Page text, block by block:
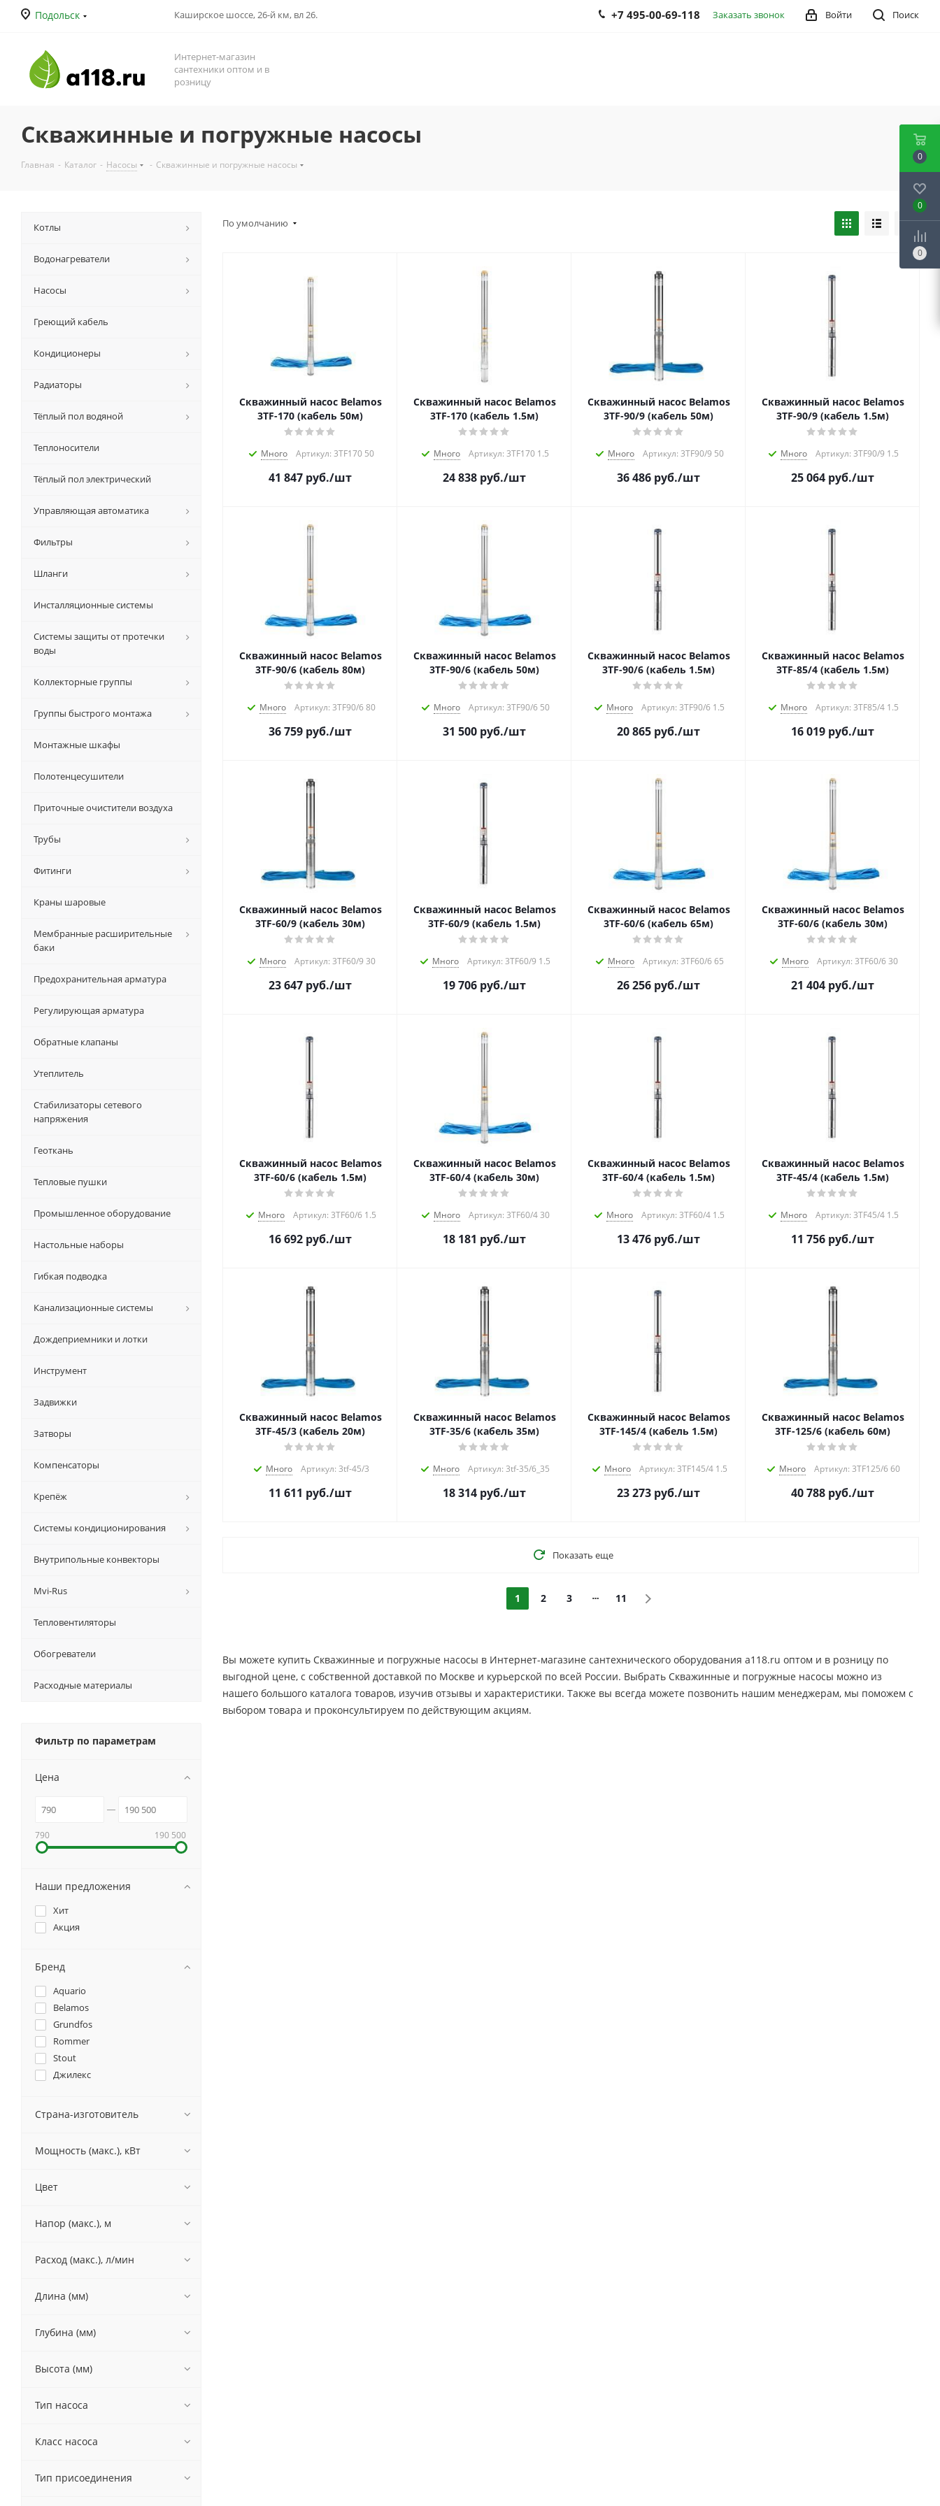
Подольск Каширское шоссе, 26-й км, вл 26. Поиск
Войти
+7 495-00-69-118 Заказать звонок
Интернет-магазин
сантехники оптом и в
розницу
Скважинные и погружные насосы
Главная - Каталог - Насосы - Скважинные и погружные насосы
По умолчанию
Скважинный насос Belamos
3TF-170 (кабель 50м)
Много Артикул: 3TF170 50
41 847 руб./шт
Скважинный насос Belamos
3TF-170 (кабель 1.5м)
Много Артикул: 3TF170 1.5
24 838 руб./шт
Скважинный насос Belamos
3TF-90/9 (кабель 50м)
Много Артикул: 3TF90/9 50
36 486 руб./шт
Скважинный насос Belamos
3TF-90/9 (кабель 1.5м)
Много Артикул: 3TF90/9 1.5
25 064 руб./шт
Скважинный насос Belamos
3TF-90/6 (кабель 80м)
Много Артикул: 3TF90/6 80
36 759 руб./шт
Скважинный насос Belamos
3TF-90/6 (кабель 50м)
Много Артикул: 3TF90/6 50
31 500 руб./шт
Скважинный насос Belamos
3TF-90/6 (кабель 1.5м)
Много Артикул: 3TF90/6 1.5
20 865 руб./шт
Скважинный насос Belamos
3TF-85/4 (кабель 1.5м)
Много Артикул: 3TF85/4 1.5
16 019 руб./шт
Скважинный насос Belamos
3TF-60/9 (кабель 30м)
Много Артикул: 3TF60/9 30
23 647 руб./шт
Скважинный насос Belamos
3TF-60/9 (кабель 1.5м)
Много Артикул: 3TF60/9 1.5
19 706 руб./шт
Скважинный насос Belamos
3TF-60/6 (кабель 65м)
Много Артикул: 3TF60/6 65
26 256 руб./шт
Скважинный насос Belamos
3TF-60/6 (кабель 30м)
Много Артикул: 3TF60/6 30
21 404 руб./шт
Скважинный насос Belamos
3TF-60/6 (кабель 1.5м)
Много Артикул: 3TF60/6 1.5
16 692 руб./шт
Скважинный насос Belamos
3TF-60/4 (кабель 30м)
Много Артикул: 3TF60/4 30
18 181 руб./шт
Скважинный насос Belamos
3TF-60/4 (кабель 1.5м)
Много Артикул: 3TF60/4 1.5
13 476 руб./шт
Скважинный насос Belamos
3TF-45/4 (кабель 1.5м)
Много Артикул: 3TF45/4 1.5
11 756 руб./шт
Скважинный насос Belamos
3TF-45/3 (кабель 20м)
Много Артикул: 3tf-45/3
11 611 руб./шт
Скважинный насос Belamos
3TF-35/6 (кабель 35м)
Много Артикул: 3tf-35/6_35
18 314 руб./шт
Скважинный насос Belamos
3TF-145/4 (кабель 1.5м)
Много Артикул: 3TF145/4 1.5
23 273 руб./шт
Скважинный насос Belamos
3TF-125/6 (кабель 60м)
Много Артикул: 3TF125/6 60
40 788 руб./шт
Показать еще
1 2 3 11
Вы можете купить Скважинные и погружные насосы в Интернет-магазине сантехнического оборудования a118.ru оптом и в розницу по
выгодной цене, c собственной доставкой по Москве и курьерской по всей России. Выбрать Скважинные и погружные насосы можно из
нашего большого каталога товаров, изучив отзывы и характеристики. Также вы всегда можете позвонить нашим менеджерам, мы поможем с
выбором товара и проконсультируем по действующим акциям.
Котлы
Водонагреватели
Насосы
Греющий кабель
Кондиционеры
Радиаторы
Тёплый пол водяной
Теплоносители
Тёплый пол электрический
Управляющая автоматика
Фильтры
Шланги
Инсталляционные системы
Системы защиты от протечки
воды
Коллекторные группы
Группы быстрого монтажа
Монтажные шкафы
Полотенцесушители
Приточные очистители воздуха
Трубы
Фитинги
Краны шаровые
Мембранные расширительные
баки
Предохранительная арматура
Регулирующая арматура
Обратные клапаны
Утеплитель
Стабилизаторы сетевого
напряжения
Геоткань
Тепловые пушки
Промышленное оборудование
Настольные наборы
Гибкая подводка
Канализационные системы
Дождеприемники и лотки
Инструмент
Задвижки
Затворы
Компенсаторы
Крепёж
Системы кондиционирования
Внутрипольные конвекторы
Mvi-Rus
Тепловентиляторы
Обогреватели
Расходные материалы
Фильтр по параметрам
Цена
790 190 500
Наши предложения
Хит
Акция
Бренд
Aquario
Belamos
Grundfos
Rommer
Stout
Джилекс
Страна-изготовитель
Мощность (макс.), кВт
Цвет
Напор (макс.), м
Расход (макс.), л/мин
Длина (мм)
Глубина (мм)
Высота (мм)
Тип насоса
Класс насоса
Тип присоединения
0
0
0